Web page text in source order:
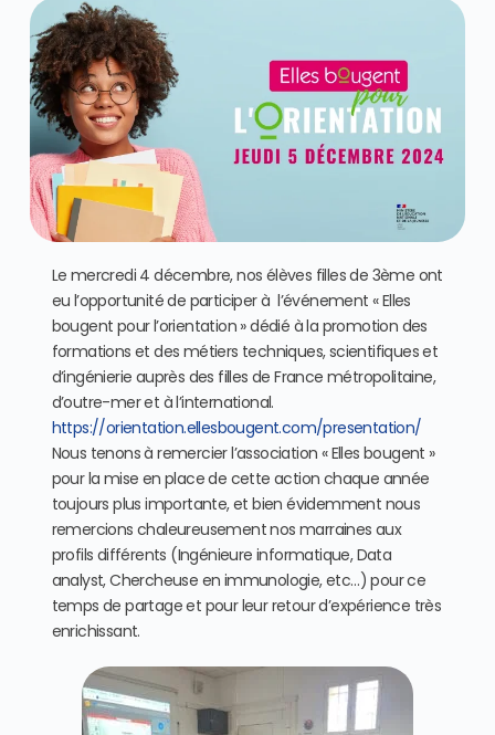
Le mercredi 4 décembre, nos élèves filles de 3ème ont
eu l’opportunité de participer à l’événement « Elles
bougent pour l’orientation » dédié à la promotion des
formations et des métiers techniques, scientifiques et
d’ingénierie auprès des filles de France métropolitaine,
d’outre-mer et à l’international.
https://orientation.ellesbougent.com/presentation/
Nous tenons à remercier l’association « Elles bougent »
pour la mise en place de cette action chaque année
toujours plus importante, et bien évidemment nous
remercions chaleureusement nos marraines aux
profils différents (Ingénieure informatique, Data
analyst, Chercheuse en immunologie, etc…) pour ce
temps de partage et pour leur retour d’expérience très
enrichissant.